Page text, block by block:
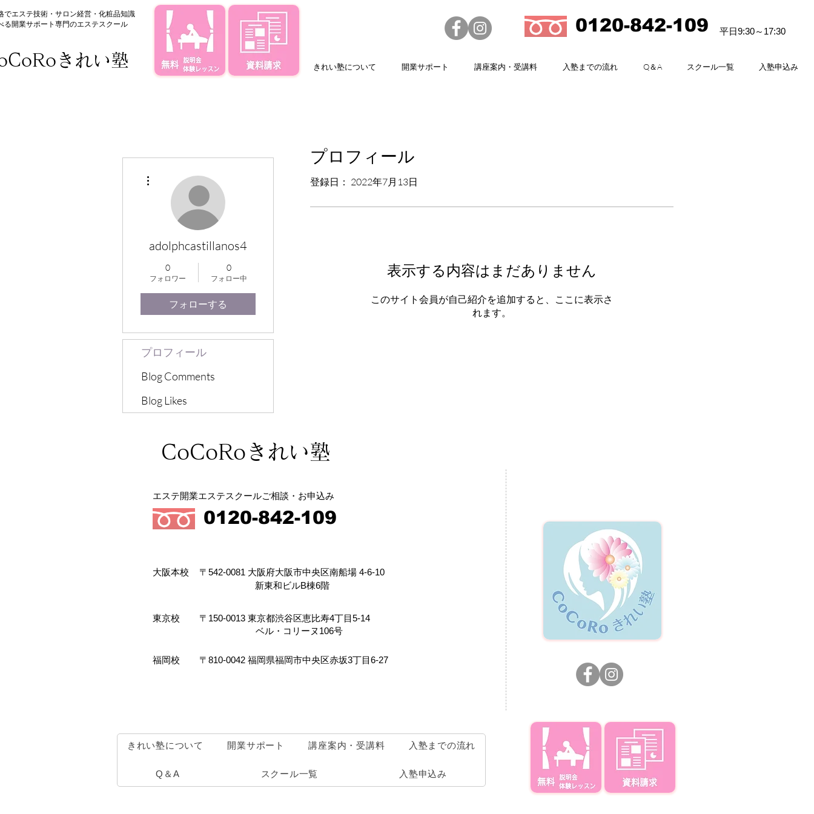
でエステ技術・サロン経営・化粧品知識
る​開業サポート専門のエステスクール
きれい塾
平日9:30～17:30
0120-842-109
きれい塾について 開業サポート 講座案内・受講料 入塾までの流れ Q＆A スクール一覧 入塾申込み
プロフィール
登録日： 2022年7月13日
表示する内容はまだありません
このサイト会員が自己紹介を追加すると、ここに表示さ
れます。
adolphcastillanos4
0
フォロワー
0
フォロー中
フォローする
プロフィール
Blog Comments
Blog Likes
CoCoRoきれい塾
エステ開業エステスクールご相談・お申込み
0120-842-109
大阪本校
〒542-0081 大阪府大阪市中央区南船場 4-6-10
新東和ビルB棟6階
東京校
〒150-0013 東京都渋谷区恵比寿4丁目5-14
ベル・コリーヌ106号
福岡校 〒810-0042 福岡県福岡市中央区赤坂3丁目6-27
きれい塾について 開業サポート 講座案内・受講料 入塾までの流れ
Q＆A スクール一覧 入塾申込み